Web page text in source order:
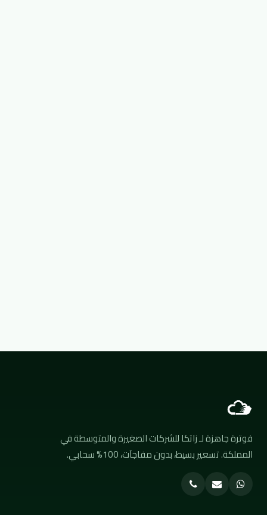
فوترة جاهزة لـ زاتكا للشركات الصغيرة والمتوسطة في
المملكة. تسعير بسيط، بدون مفاجآت، 100% سحابي.